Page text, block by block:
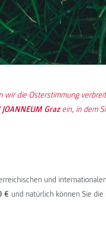
wir die Osterstimmung
Grazein, in dem
und
€ und natürlich können Sie